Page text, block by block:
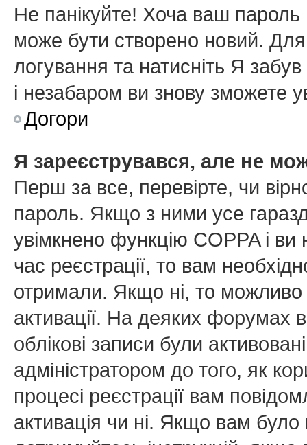
Не панікуйте! Хоча ваш
може бути створено новий. Для
логування та натисніть Я забув
і незабаром ви знову зможете
Догори
Я зареєструвався, але не
Перш за все, перевірте, чи
пароль. Якщо з ними усе
увімкнено функцію COPPA і
час реєстрації, то вам
отримали. Якщо ні, то можливо
активації. На деяких форумах
облікові записи були
адміністратором до того, як
процесі реєстрації вам
активація чи ні. Якщо вам